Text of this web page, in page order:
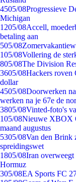
4505/08Progressieve
Michigan
1205/08Accell,
betaling aan
505/08
105/08Vollering de
805/08The Division
3605/08Hackers roven
dollar
4505/08Doorwerken
werken na je 67e de
3805/08Vinted-foto's
105/08Nieuwe XBOX
maand augustus
5305/08Van den Brink
spreidingswet
1805/08Iran
Hormuz
305/08EA Sports FC